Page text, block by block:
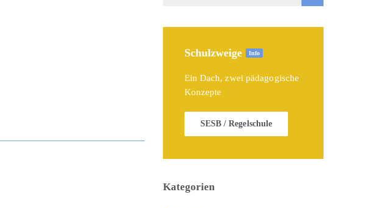
Schulzweige Info
Ein Dach, zwei pädagogische
Konzepte
SESB / Regelschule
Kategorien